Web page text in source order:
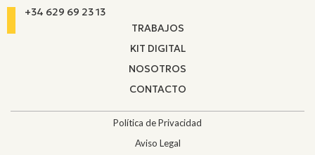
+34 629 69 23 13
TRABAJOS
KIT DIGITAL
NOSOTROS
CONTACTO
Política de Privacidad
Aviso Legal